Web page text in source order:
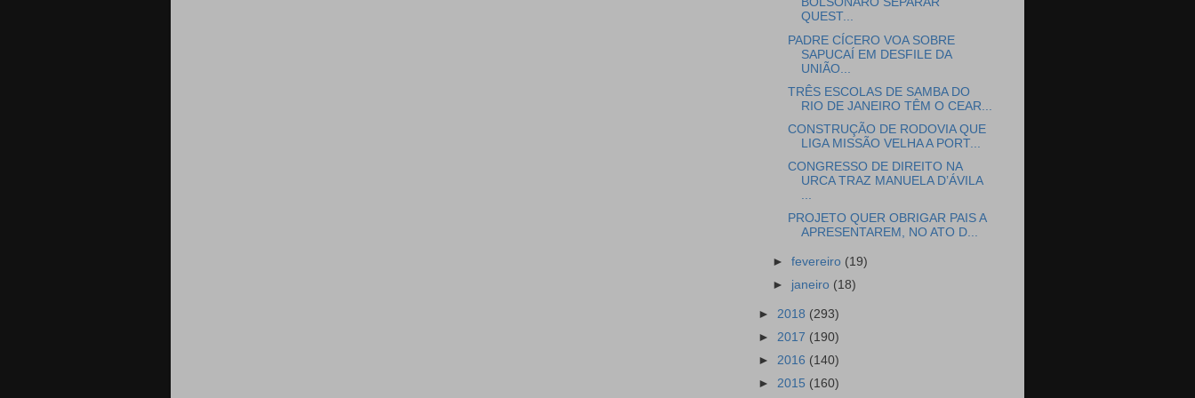
QUEST...
PADRE CÍCERO VOA SOBRE
SAPUCAÍ EM DESFILE DA
UNIÃO...
TRÊS ESCOLAS DE SAMBA DO
RIO DE JANEIRO TÊM O CEAR...
CONSTRUÇÃO DE RODOVIA QUE
LIGA MISSÃO VELHA A PORT...
CONGRESSO DE DIREITO NA
URCA TRAZ MANUELA D’ÁVILA
PROJETO QUER OBRIGAR PAIS A
APRESENTAREM, NO ATO D...
►fevereiro (19)
► janeiro (18)
► 2018 (293)
► 2017 (190)
► 2016 (140)
► 2015 (160)